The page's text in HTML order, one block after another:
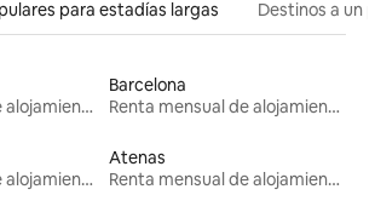
para estadías largas Destinos a un
Renta mensual de alojamientos
Barcelona
Renta mensual de alojamientos
Renta mensual de alojamientos
Atenas
Renta mensual de alojamientos